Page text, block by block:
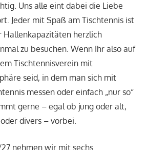
Uns alle eint dabei die Liebe
Jeder mit Spaß am Tischtennis ist
Hallenkapazitäten herzlich
zu besuchen. Wenn Ihr also auf
Tischtennisverein mit
seid, in dem man sich mit
messen oder einfach „nur so“
gerne – egal ob jung oder alt,
divers – vorbei.
nehmen wir mit sechs